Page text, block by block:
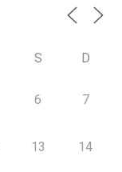
S D
6 7
13 14